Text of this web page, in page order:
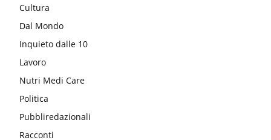
Cultura
Dal Mondo
Inquieto dalle 10
Lavoro
Nutri Medi Care
Politica
Pubbliredazionali
Racconti